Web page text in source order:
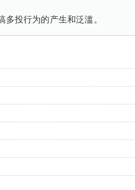
投行为的产生和泛滥。